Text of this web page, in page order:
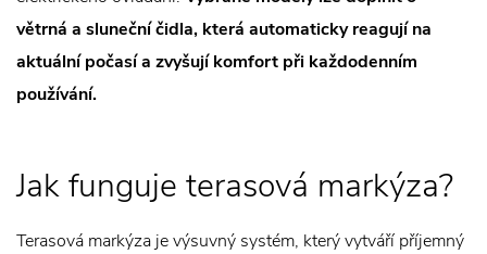
větrná a sluneční čidla, která automaticky reagují na
aktuální počasí a zvyšují komfort při každodenním
používání.
Jak funguje terasová markýza?
Terasová markýza je výsuvný systém, který vytváří příjemný